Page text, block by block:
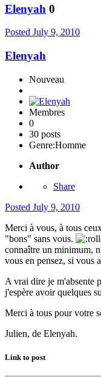
Elenyah 0
Posted July 9, 2010
Elenyah
Nouveau
Membres
0
30 posts
Genre:Homme
Author
Share
Posted July 9, 2010
Merci à vous, à tous
"bons" sans vous.
connaître un minimum,
vous en pensez, si vous
A vrai dire je m'absente
j'espère avoir quelques
Merci à tous pour votre
Julien, de Elenyah.
Link to post